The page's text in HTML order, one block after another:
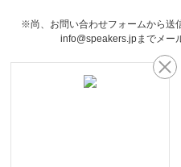
※尚、お問い合わせフォームから送
info@speakers.jpまでメー